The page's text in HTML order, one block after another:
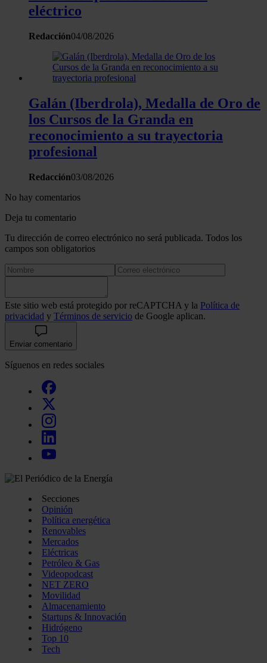
eléctrico
Redacción04/08/2026
Galán (Iberdrola), Medalla de Oro de
los Cursos de la Granda en
reconocimiento a su trayectoria
profesional
Redacción03/08/2026
No hay comentarios
Deja tu comentario
Tu dirección de correo electrónico no será publicada. Todos los
campos son obligatorios
Este sitio web está protegido por reCAPTCHA y la Política de
privacidad y Términos de servicio de Google aplican.
Enviar comentario
Síguenos en redes sociales
Secciones
Opinión
Política energética
Renovables
Mercados
Eléctricas
Petróleo & Gas
Videopodcast
NET ZERO
Movilidad
Almacenamiento
Startups & Innovación
Hidrógeno
Top 10
Tech